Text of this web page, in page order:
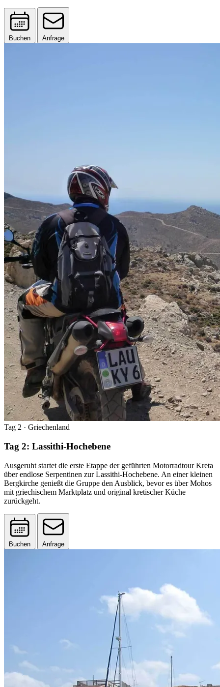
Buchen Anfrage
Tag 2 · Griechenland
Tag 2: Lassithi-Hochebene
Ausgeruht startet die erste Etappe der geführten Motorradtour Kreta
über endlose Serpentinen zur Lassithi-Hochebene. An einer kleinen
Bergkirche genießt die Gruppe den Ausblick, bevor es über Mohos
mit griechischem Marktplatz und original kretischer Küche
zurückgeht.
Buchen Anfrage